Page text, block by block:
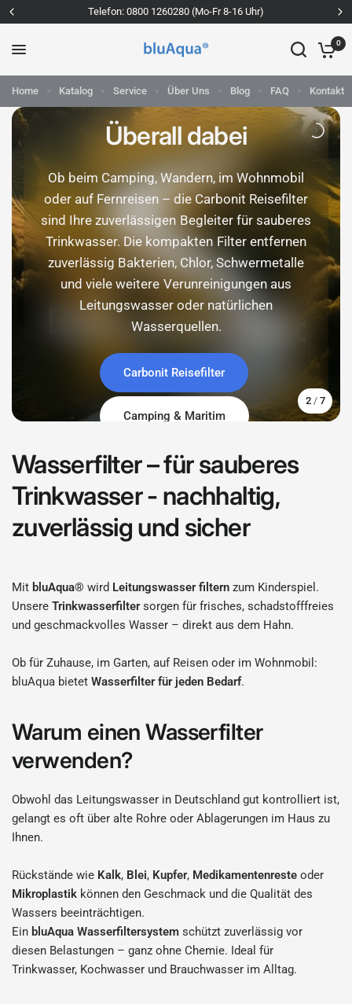
Telefon: 0800 1260280 (Mo-Fr 8-16 Uhr)
0
Home Katalog Service Über Uns Blog FAQ Kontakt
2 / 7
Jetzt den Unterschied erleben
SAUBERES WASSER!
Überall dabei
Ob beim Camping, Wandern, im Wohnmobil
oder auf Fernreisen – die Carbonit Reisefilter
sind Ihre zuverlässigen Begleiter für sauberes
Trinkwasser. Die kompakten Filter entfernen
zuverlässig Bakterien, Chlor, Schwermetalle
und viele weitere Verunreinigungen aus
Leitungswasser oder natürlichen
Wasserquellen.
Carbonit Reisefilter
Camping & Maritim
Brunnenfilter
Unser Tischwasserfilter
Unser Hauswasserfilter
Hauswasserfilter Küche
Wasserfilter – für sauberes
Trinkwasser - nachhaltig,
zuverlässig und sicher
Mit bluAqua® wird Leitungswasser filtern zum Kinderspiel.
UnsereTrinkwasserfiltersorgen für frisches, schadstofffreies
und geschmackvolles Wasser – direkt aus dem Hahn.
Ob für Zuhause, im Garten, auf Reisen oder im Wohnmobil:
bluAqua bietetWasserfilter für jeden Bedarf.
Warum einen Wasserfilter
verwenden?
Obwohl das Leitungswasser in Deutschland gut kontrolliert ist,
gelangt es oft über alte Rohre oder Ablagerungen im Haus zu
Ihnen.
Rückstände wie Kalk, Blei, Kupfer, Medikamentenresteoder
Mikroplastik können den Geschmack und die Qualität des
Wassers beeinträchtigen.
Ein bluAqua Wasserfiltersystem schützt zuverlässig vor
diesen Belastungen – ganz ohne Chemie. Ideal für
Trinkwasser, Kochwasser und Brauchwasser im Alltag.